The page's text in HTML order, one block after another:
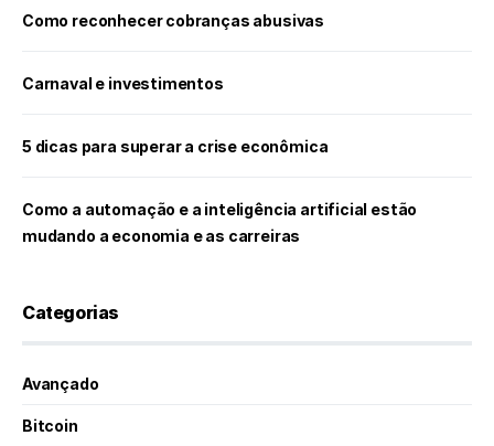
Como reconhecer cobranças abusivas
Carnaval e investimentos
5 dicas para superar a crise econômica
Como a automação e a inteligência artificial estão
mudando a economia e as carreiras
Categorias
Avançado
Bitcoin